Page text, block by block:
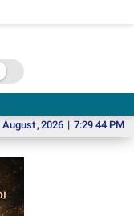
August,2026 | 7:29 46 PM
Pikolo 6, Ajak